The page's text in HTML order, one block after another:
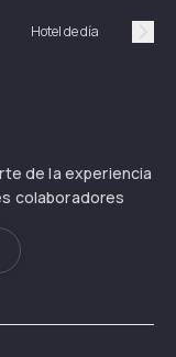
Hotel de día
de la experiencia
colaboradores